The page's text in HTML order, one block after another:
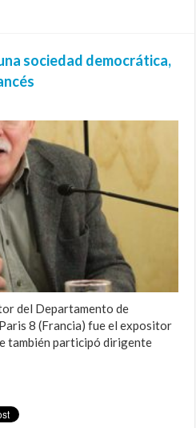
sociedad democrática,
del Departamento de
8 (Francia) fue el expositor
también participó dirigente